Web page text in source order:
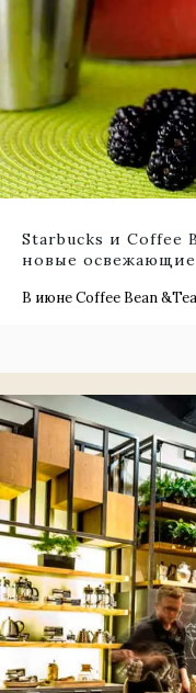
Starbucks и Coffee
новые освежающие
В июне Coffee Bean